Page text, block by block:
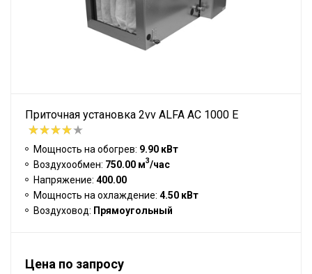
Приточная установка 2vv ALFA AC 1000 E
Мощность на обогрев: 9.90 кВт
Воздухообмен: 750.00 м3/час
Напряжение: 400.00
Мощность на охлаждение: 4.50 кВт
Воздуховод: Прямоугольный
Цена по запросу